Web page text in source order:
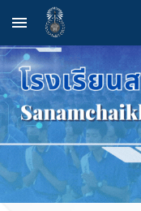
Skip to main content